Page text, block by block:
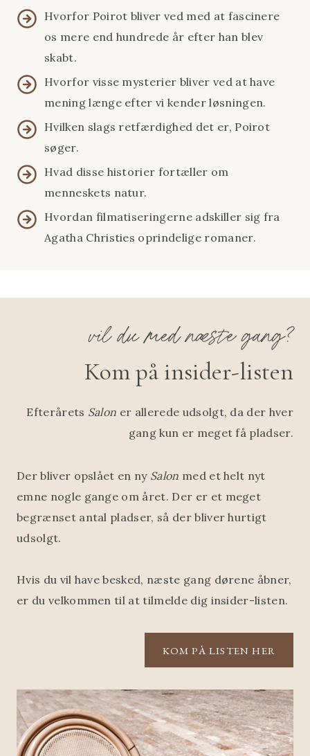
Hvorfor Poirot bliver ved med at fascinere
os mere end hundrede år efter han blev
skabt.
Hvorfor visse mysterier bliver ved at have
mening længe efter vi kender løsningen.
Hvilken slags retfærdighed det er, Poirot
søger.
Hvad disse historier fortæller om
menneskets natur.
Hvordan filmatiseringerne adskiller sig fra
Agatha Christies oprindelige romaner.
vil du med næste gang?
Kom på insider-listen
Efterårets Salon er allerede udsolgt, da der hver
gang kun er meget få pladser.
Der bliver opslået en ny Salon med et helt nyt
emne nogle gange om året. Der er et meget
begrænset antal pladser, så der bliver hurtigt
udsolgt.
Hvis du vil have besked, næste gang dørene åbner,
er du velkommen til at tilmelde dig insider-listen.
KOM PÅ LISTEN HER